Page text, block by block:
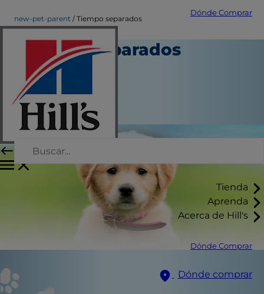
Dónde Comprar
Tienda
Aprenda
Acerca de Hill's
Dónde Comprar
Dónde comprar
new-pet-parent Tiempo separados
Tiempo separados
Nuevo propietario
Autor del personal
|
Agosto 22, 2015